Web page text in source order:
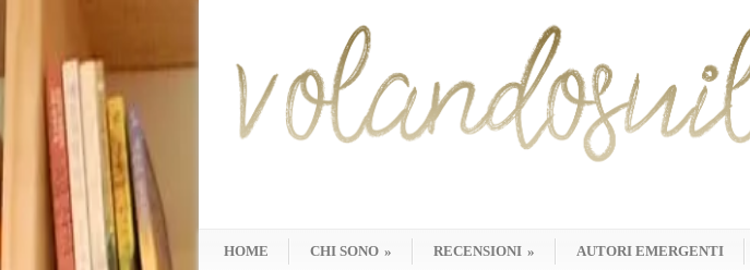
HOME CHI SONO » RECENSIONI » AUTORI EMERGENTI